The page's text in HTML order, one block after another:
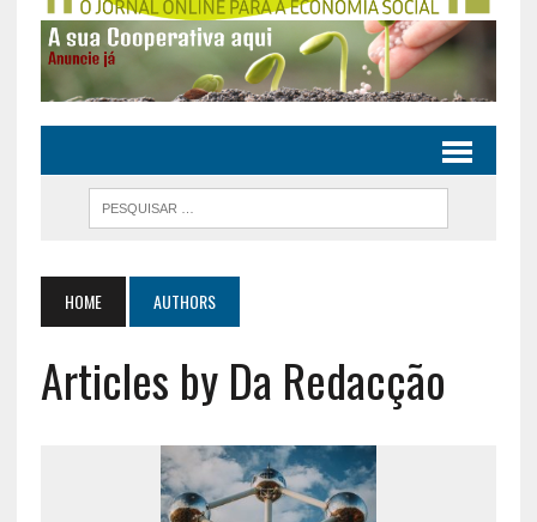
HOME AUTHORS
Articles by Da Redacção